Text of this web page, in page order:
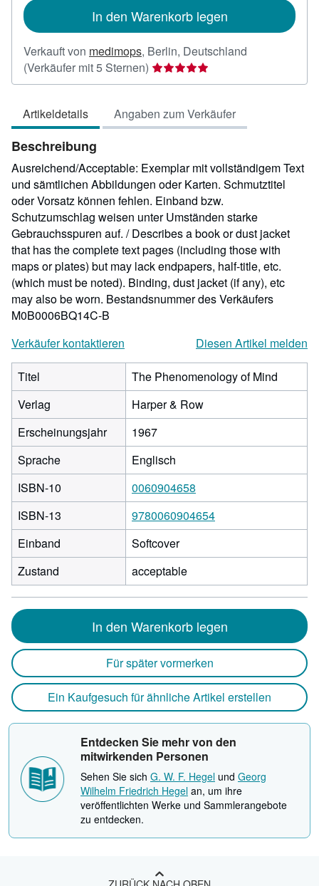
In den Warenkorb legen
Verkauft von medimops, Berlin, Deutschland
(Verkäufer mit 5 Sternen) Verkäuferbewertung
5
5
Sternen
Artikeldetails Angaben zum Verkäufer
Beschreibung
Ausreichend/Acceptable: Exemplar mit vollständigem Text
und sämtlichen Abbildungen oder Karten. Schmutztitel
oder Vorsatz können fehlen. Einband bzw.
Schutzumschlag weisen unter Umständen starke
Gebrauchsspuren auf. / Describes a book or dust jacket
that has the complete text pages (including those with
maps or plates) but may lack endpapers, half-title, etc.
(which must be noted). Binding, dust jacket (if any), etc
may also be worn. Bestandsnummer des Verkäufers
M0B0006BQ14C-B
Verkäufer kontaktieren
Diesen Artikel melden
Titel
The Phenomenology of Mind
Verlag
Harper & Row
Erscheinungsjahr
1967
Sprache
Englisch
ISBN-10
0060904658
ISBN-13
9780060904654
Einband
Softcover
Zustand
acceptable
In den Warenkorb legen
Für später vormerken
Ein Kaufgesuch für ähnliche Artikel erstellen
Entdecken Sie mehr von den
mitwirkenden Personen
Sehen Sie sich G. W. F. Hegel und Georg
Wilhelm Friedrich Hegel an, um ihre
veröffentlichten Werke und Sammlerangebote
zu entdecken.